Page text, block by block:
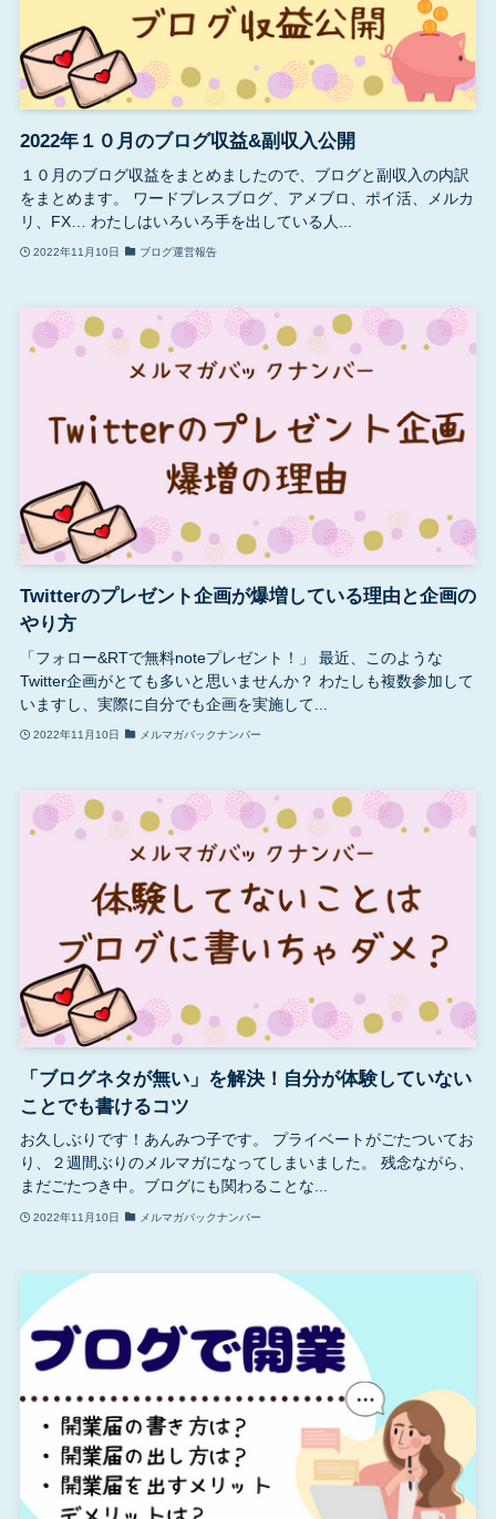
2022年１０月のブログ収益&副収入公開
１０月のブログ収益をまとめましたので、ブログと副収入の内訳
をまとめます。 ワードプレスブログ、アメブロ、ポイ活、メルカ
リ、FX… わたしはいろいろ手を出している人...
2022年11月10日 ブログ運営報告
Twitterのプレゼント企画が爆増している理由と企画の
やり方
「フォロー&RTで無料noteプレゼント！」 最近、このような
Twitter企画がとても多いと思いませんか？ わたしも複数参加して
いますし、実際に自分でも企画を実施して...
2022年11月10日 メルマガバックナンバー
「ブログネタが無い」を解決！自分が体験していない
ことでも書けるコツ
お久しぶりです！あんみつ子です。 プライベートがごたついてお
り、２週間ぶりのメルマガになってしまいました。 残念ながら、
まだごたつき中。ブログにも関わることな...
2022年11月10日 メルマガバックナンバー